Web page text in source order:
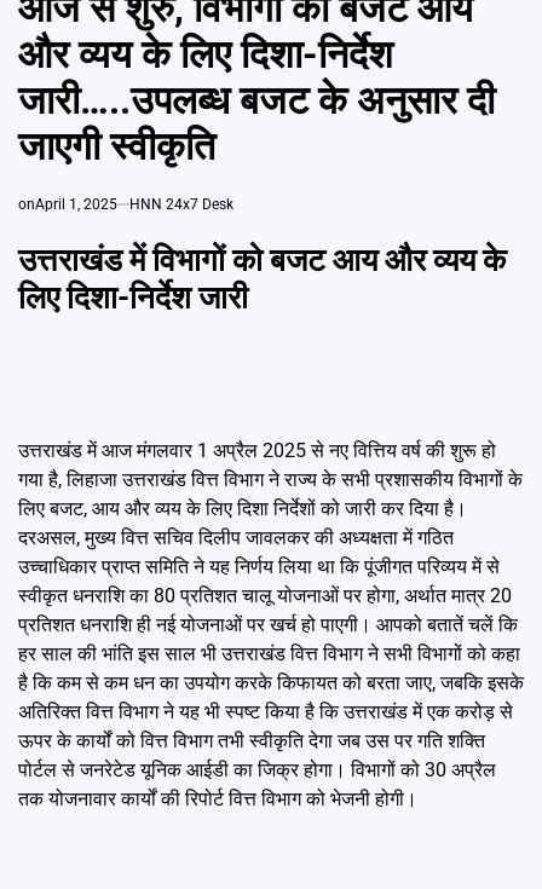
और व्यय के लिए दिशा-निर्देश
जारी…..उपलब्ध बजट के अनुसार दी
जाएगी स्वीकृति
onApril 1, 2025 HNN 24x7 Desk
उत्तराखंड में विभागों को बजट आय और व्यय के
लिए दिशा-निर्देश जारी
उत्तराखंड में आज मंगलवार 1 अप्रैल 2025 से नए वित्तिय वर्ष की शुरू हो
गया है, लिहाजा उत्तराखंड वित्त विभाग ने राज्य के सभी प्रशासकीय विभागों के
लिए बजट, आय और व्यय के लिए दिशा निर्देशों को जारी कर दिया है।
दरअसल, मुख्य वित्त सचिव दिलीप जावलकर की अध्यक्षता में गठित
उच्चाधिकार प्राप्त समिति ने यह निर्णय लिया था कि पूंजीगत परिव्यय में से
स्वीकृत धनराशि का 80 प्रतिशत चालू योजनाओं पर होगा, अर्थात मात्र 20
प्रतिशत धनराशि ही नई योजनाओं पर खर्च हो पाएगी। आपको बतातें चलें कि
हर साल की भांति इस साल भी उत्तराखंड वित्त विभाग ने सभी विभागों को कहा
है कि कम से कम धन का उपयोग करके किफायत को बरता जाए, जबकि इसके
अतिरिक्त वित्त विभाग ने यह भी स्पष्ट किया है कि उत्तराखंड में एक करोड़ से
ऊपर के कार्यों को वित्त विभाग तभी स्वीकृति देगा जब उस पर गति शक्ति
पोर्टल से जनरेटेड यूनिक आईडी का जिक्र होगा। विभागों को 30 अप्रैल
तक योजनावार कार्यों की रिपोर्ट वित्त विभाग को भेजनी होगी।